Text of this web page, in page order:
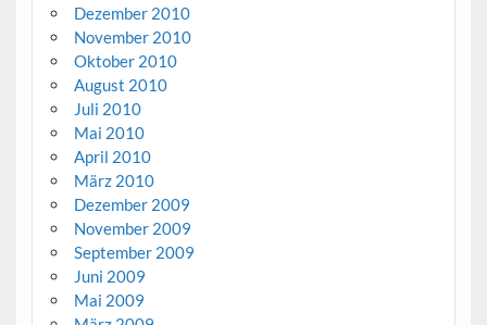
Dezember 2010
November 2010
Oktober 2010
August 2010
Juli 2010
Mai 2010
April 2010
März 2010
Dezember 2009
November 2009
September 2009
Juni 2009
Mai 2009